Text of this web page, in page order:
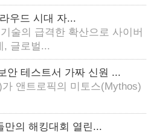
우드 시대 자...
술의 급격한 확산으로 사이버
, 글로벌...
안 테스트서 가짜 신원 ...
앤트로픽의 미토스(Mythos)
만의 해킹대회 열린...